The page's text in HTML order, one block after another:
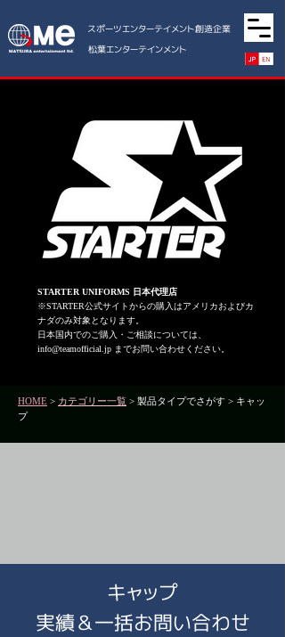
スポーツエンターテイメント創造企業
松葉エンターテインメント
STARTER UNIFORMS 日本代理店
※STARTER公式サイトからの購入はアメリカおよびカ
ナダのみ対象となります。
日本国内でのご購入・ご相談については、
info@teamofficial.jp までお問い合わせください。
HOME > カテゴリー一覧 > 製品タイプでさがす > キャッ
プ
キャップ
実績＆一括お問い合わせ